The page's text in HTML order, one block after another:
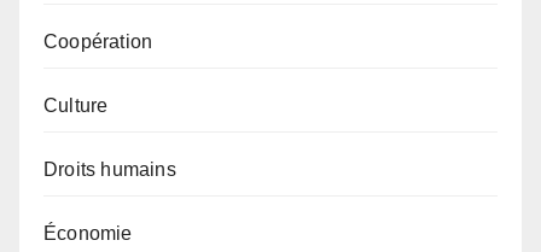
Coopération
Culture
Droits humains
Économie